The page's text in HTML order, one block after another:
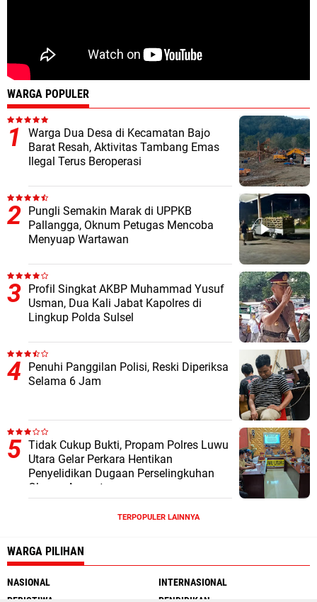
WARGA POPULER
Warga Dua Desa di Kecamatan Bajo
Barat Resah, Aktivitas Tambang Emas
Ilegal Terus Beroperasi
Pungli Semakin Marak di UPPKB
Pallangga, Oknum Petugas Mencoba
Menyuap Wartawan
Profil Singkat AKBP Muhammad Yusuf
Usman, Dua Kali Jabat Kapolres di
Lingkup Polda Sulsel
Penuhi Panggilan Polisi, Reski Diperiksa
Selama 6 Jam
Tidak Cukup Bukti, Propam Polres Luwu
Utara Gelar Perkara Hentikan
Penyelidikan Dugaan Perselingkuhan
Oknum Anggota
TERPOPULER LAINNYA
WARGA PILIHAN
NASIONAL
INTERNASIONAL